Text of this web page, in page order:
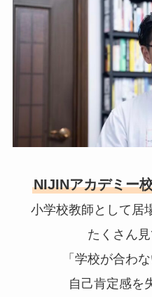
NIJINアカデミー
小学校教師として居
たくさん見
「学校が合わ
自己肯定感を